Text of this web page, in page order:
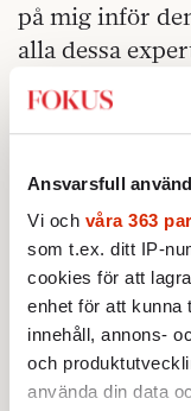
Ansvarsfull
Vi och våra 363
som t.ex. ditt IP-
cookies för att
enhet för att kunna
innehåll, annons-
och
använda din data
på mig inför
alla dessa
de tar för givet
och vind.
och ställa till
vulkanutbrott,
slaget, precis
utsläppen av
Följden blir
konsekvenser